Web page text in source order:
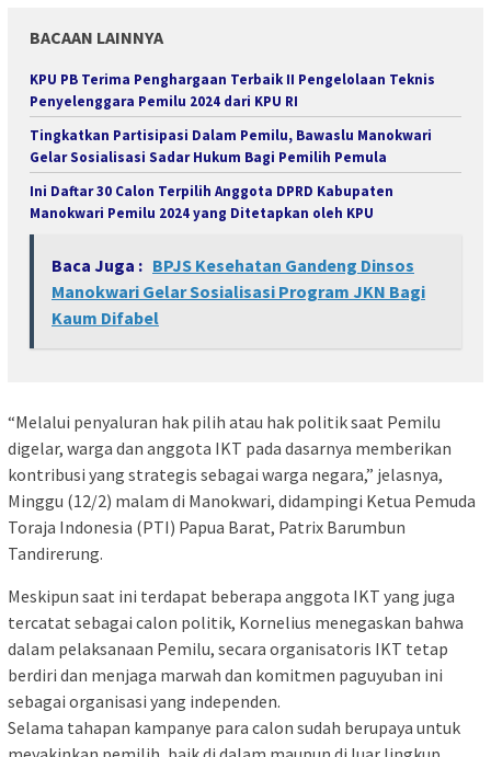
BACAAN LAINNYA
KPU PB Terima Penghargaan Terbaik II Pengelolaan Teknis
Penyelenggara Pemilu 2024 dari KPU RI
Tingkatkan Partisipasi Dalam Pemilu, Bawaslu Manokwari
Gelar Sosialisasi Sadar Hukum Bagi Pemilih Pemula
Ini Daftar 30 Calon Terpilih Anggota DPRD Kabupaten
Manokwari Pemilu 2024 yang Ditetapkan oleh KPU
Baca Juga : BPJS Kesehatan Gandeng Dinsos
Manokwari Gelar Sosialisasi Program JKN Bagi
Kaum Difabel
“Melalui penyaluran hak pilih atau hak politik saat Pemilu
digelar, warga dan anggota IKT pada dasarnya memberikan
kontribusi yang strategis sebagai warga negara,” jelasnya,
Minggu (12/2) malam di Manokwari, didampingi Ketua Pemuda
Toraja Indonesia (PTI) Papua Barat, Patrix Barumbun
Tandirerung.
Meskipun saat ini terdapat beberapa anggota IKT yang juga
tercatat sebagai calon politik, Kornelius menegaskan bahwa
dalam pelaksanaan Pemilu, secara organisatoris IKT tetap
berdiri dan menjaga marwah dan komitmen paguyuban ini
sebagai organisasi yang independen.
Selama tahapan kampanye para calon sudah berupaya untuk